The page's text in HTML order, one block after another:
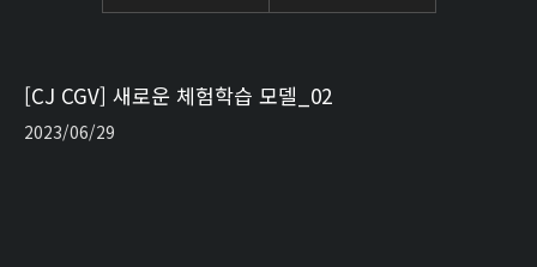
[CJ CGV] 새로운 체험학습 모델_02
2023/06/29